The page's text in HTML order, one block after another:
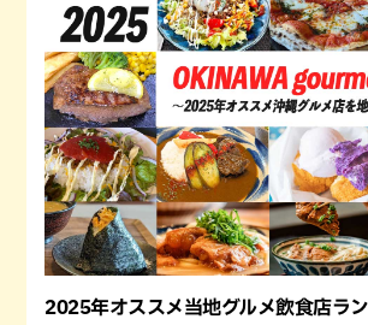
2025年オススメ当地グルメ飲食店ラ